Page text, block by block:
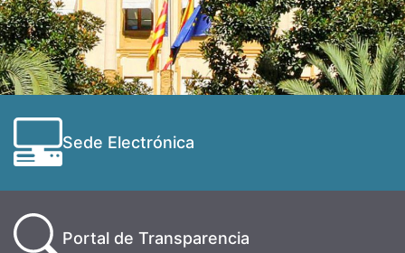
Sede Electrónica
Portal de Transparencia